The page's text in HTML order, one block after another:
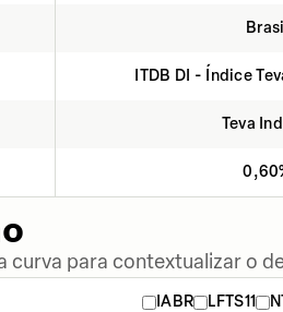
Brasil
ITDB DI - Índice
Teva
curva para contextualizar o
IABR LFTS11